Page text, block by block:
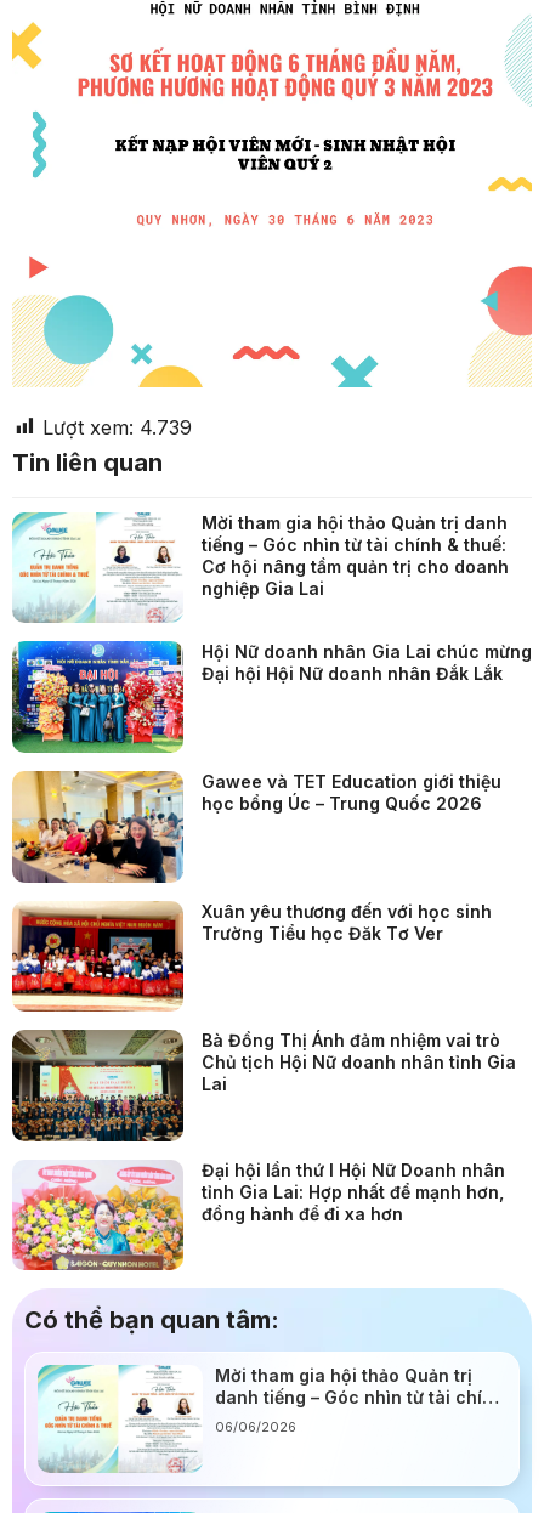
Lượt xem: 4.739
Tin liên quan
Mời tham gia hội thảo Quản trị danh
tiếng – Góc nhìn từ tài chính & thuế:
Cơ hội nâng tầm quản trị cho doanh
nghiệp Gia Lai
Hội Nữ doanh nhân Gia Lai chúc mừng
Đại hội Hội Nữ doanh nhân Đắk Lắk
Gawee và TET Education giới thiệu
học bổng Úc – Trung Quốc 2026
Xuân yêu thương đến với học sinh
Trường Tiểu học Đăk Tơ Ver
Bà Đồng Thị Ánh đảm nhiệm vai trò
Chủ tịch Hội Nữ doanh nhân tỉnh Gia
Lai
Đại hội lần thứ I Hội Nữ Doanh nhân
tỉnh Gia Lai: Hợp nhất để mạnh hơn,
đồng hành để đi xa hơn
Có thể bạn quan tâm:
Mời tham gia hội thảo Quản trị
danh tiếng – Góc nhìn từ tài chính
& thuế: Cơ hội nâng tầm quản trị
06/06/2026